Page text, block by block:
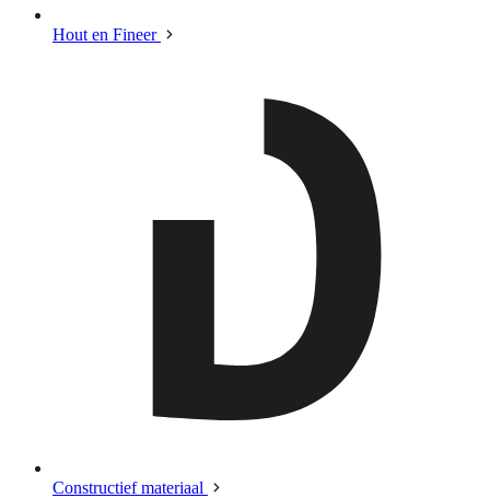
Hout en Fineer
Constructief materiaal